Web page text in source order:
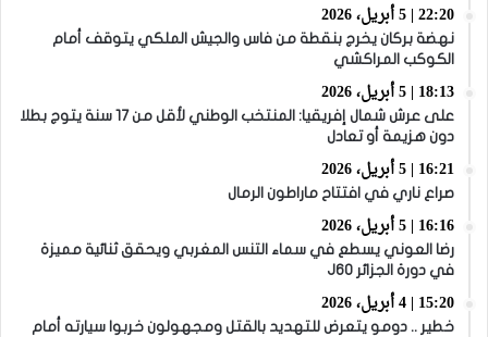
22:20 | 5 أبريل، 2026
نهضة بركان يخرج بنقطة من فاس والجيش الملكي يتوقف أمام
الكوكب المراكشي
18:13 | 5 أبريل، 2026
على عرش شمال إفريقيا: المنتخب الوطني لأقل من 17 سنة يتوج بطلا
دون هزيمة أو تعادل
16:21 | 5 أبريل، 2026
صراع ناري في افتتاح ماراطون الرمال
16:16 | 5 أبريل، 2026
رضا العوني يسطع في سماء التنس المغربي ويحقق ثنائية مميزة
في دورة الجزائر J60
15:20 | 4 أبريل، 2026
خطير .. دومو يتعرض للتهديد بالقتل ومجهولون خربوا سيارته أمام